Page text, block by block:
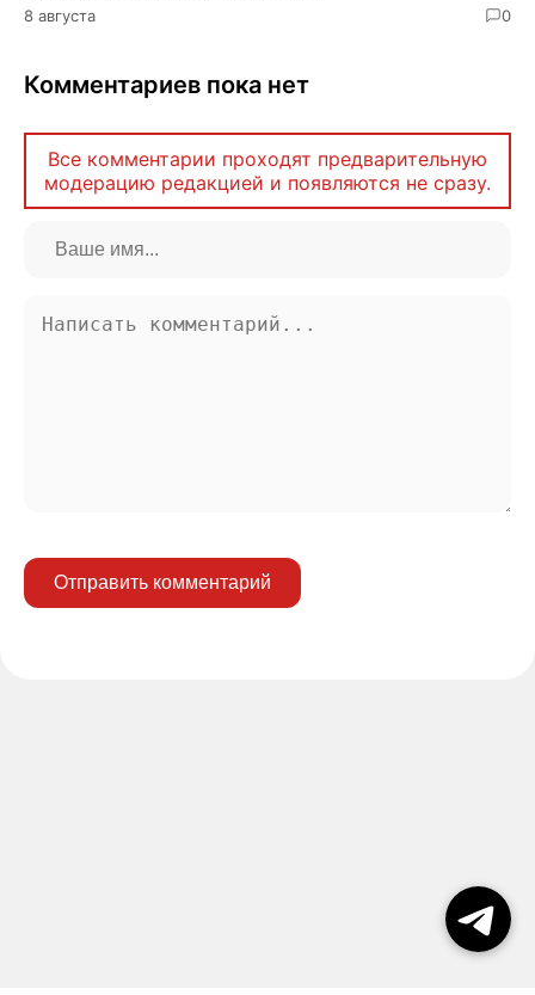
8 августа 0
Комментариев пока нет
Все комментарии проходят предварительную
модерацию редакцией и появляются не сразу.
Отправить комментарий